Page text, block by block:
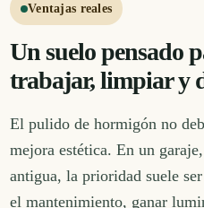
Ventajas reales
Un suelo pensado
trabajar, limpiar y
El pulido de hormigón no
mejora estética. En un
antigua, la prioridad suele
el mantenimiento, ganar